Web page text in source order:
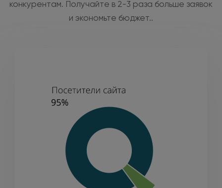
конкурентам. Получайте в 2-3 раза больше заявок
и экономьте бюджет..